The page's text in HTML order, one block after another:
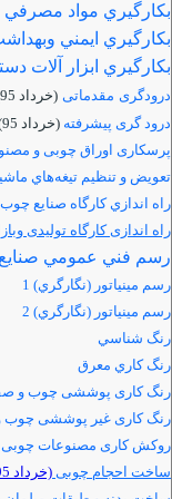
بكارگيري مواد مصرفي
بكارگيري ايمني
بكارگيري ابزار آلات
درودگری مقدماتی (خرداد 95)
درود گری پیشرفته (خرداد 95)
پرسکاری اوراق چوبی و
تعويض و تنظيم تيغه‌هاي
راه اندازي كارگاه صنايع چوب
راه اندازی کارگاه تولیدی
رسم فني عمومي صنايع
رسم مينياتور (نگارگري) 1
رسم مينياتور (نگارگري) 2
رنگ شناسي
رنگ كاري معرق
رنگ کاری پوششی چوب و
رنگ کاری غیر پوششی چوب
روکش کاری مصنوعات چوبی
ساخت احجام چوبی (خرداد 95)